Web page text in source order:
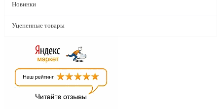
Новинки
Уцененные товары